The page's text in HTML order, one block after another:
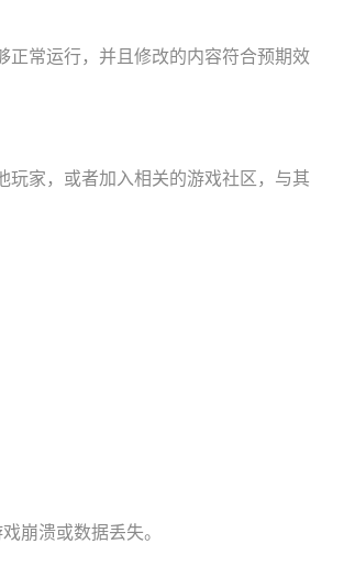
正常运行，并且修改的内容符合预期效
玩家，或者加入相关的游戏社区，与其
崩溃或数据丢失。